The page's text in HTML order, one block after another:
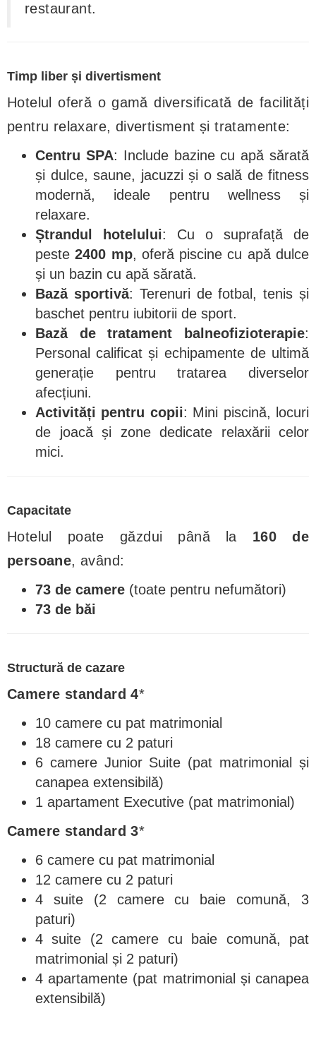
restaurant.
Timp liber și divertisment
Hotelul oferă o gamă diversificată de facilități
pentru relaxare, divertisment și tratamente:
Centru SPA: Include bazine cu apă sărată
și dulce, saune, jacuzzi și o sală de fitness
modernă, ideale pentru wellness și
relaxare.
Ștrandul hotelului: Cu o suprafață de
peste2400 mp, oferă piscine cu apă dulce
și un bazin cu apă sărată.
Bază sportivă: Terenuri de fotbal, tenis și
baschet pentru iubitorii de sport.
Bază de tratament balneofizioterapie:
Personal calificat și echipamente de ultimă
generație pentru tratarea diverselor
afecțiuni.
Activități pentru copii: Mini piscină, locuri
de joacă și zone dedicate relaxării celor
mici.
Capacitate
Hotelul poate găzdui până la 160 de
persoane, având:
73 de camere (toate pentru nefumători)
73 de băi
Structură de cazare
Camere standard 4*
10 camere cu pat matrimonial
18 camere cu 2 paturi
6 camere Junior Suite (pat matrimonial și
canapea extensibilă)
1 apartament Executive (pat matrimonial)
Camere standard 3*
6 camere cu pat matrimonial
12 camere cu 2 paturi
4 suite (2 camere cu baie comună, 3
paturi)
4 suite (2 camere cu baie comună, pat
matrimonial și 2 paturi)
4 apartamente (pat matrimonial și canapea
extensibilă)